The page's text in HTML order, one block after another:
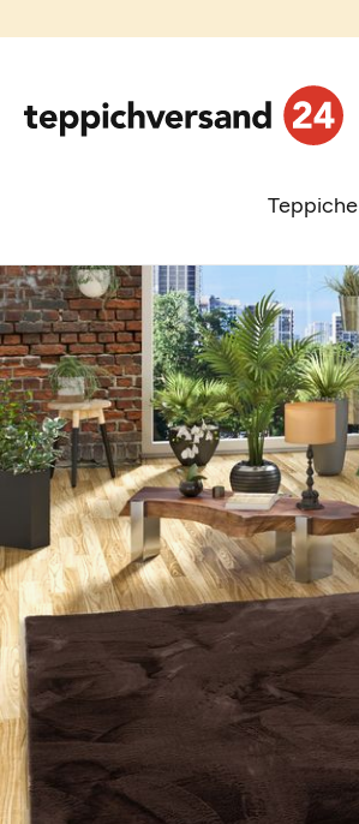
Teppiche